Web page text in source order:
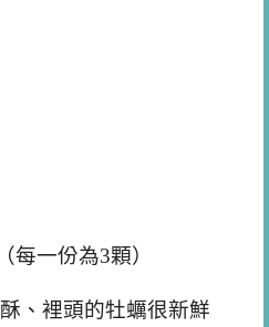
（每一份為3顆）
、裡頭的牡蠣很新鮮